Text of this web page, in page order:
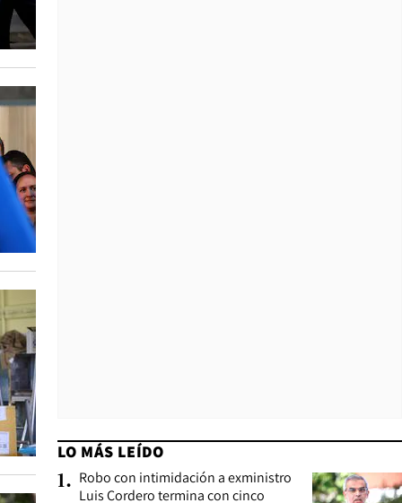
LO MÁS LEÍDO
1. Robo con intimidación a exministro
Luis Cordero termina con cinco